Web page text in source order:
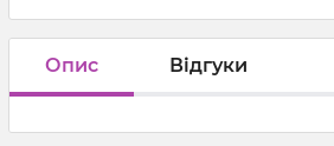
Опис Відгуки